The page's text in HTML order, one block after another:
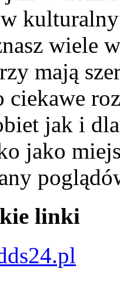
wiele
mają
ciekawe
jak i
jako
linki